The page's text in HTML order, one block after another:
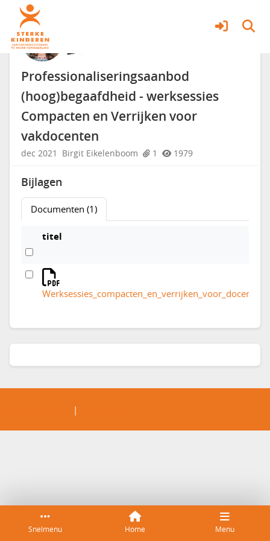
Snelmenu Home Menu
Professionaliseringsaanbod
(hoog)begaafdheid - werksessies
Compacten en Verrijken voor
vakdocenten
dec 2021 Birgit Eikelenboom 1 1979
Bijlagen
Documenten (1)
titel